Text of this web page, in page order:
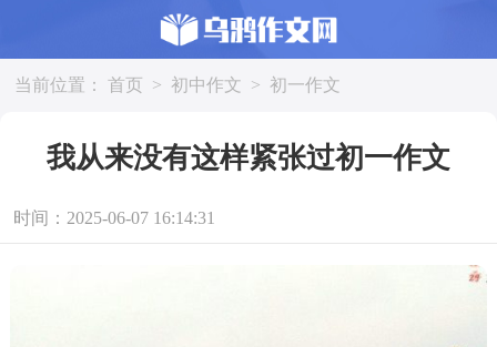
当前位置： 首页 > 初中作文 > 初一作文
我从来没有这样紧张过初一作文
时间：2025-06-07 16:14:31